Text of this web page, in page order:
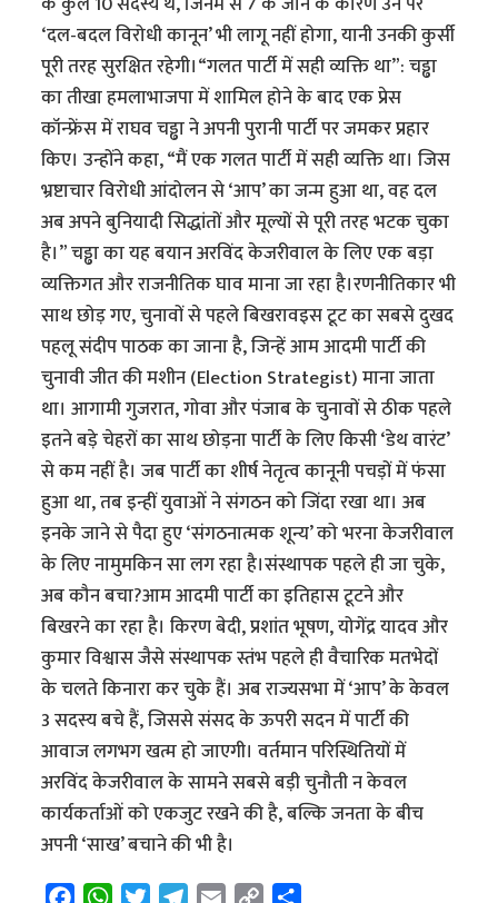
‘दल-बदल विरोधी कानून’ भी लागू नहीं होगा, यानी उनकी कुर्सी
पूरी तरह सुरक्षित रहेगी।“गलत पार्टी में सही व्यक्ति था”: चड्ढा
का तीखा हमलाभाजपा में शामिल होने के बाद एक प्रेस
कॉन्फ्रेंस में राघव चड्ढा ने अपनी पुरानी पार्टी पर जमकर प्रहार
किए। उन्होंने कहा, “मैं एक गलत पार्टी में सही व्यक्ति था। जिस
भ्रष्टाचार विरोधी आंदोलन से ‘आप’ का जन्म हुआ था, वह दल
अब अपने बुनियादी सिद्धांतों और मूल्यों से पूरी तरह भटक चुका
है।” चड्ढा का यह बयान अरविंद केजरीवाल के लिए एक बड़ा
व्यक्तिगत और राजनीतिक घाव माना जा रहा है।रणनीतिकार भी
साथ छोड़ गए, चुनावों से पहले बिखरावइस टूट का सबसे दुखद
पहलू संदीप पाठक का जाना है, जिन्हें आम आदमी पार्टी की
चुनावी जीत की मशीन (Election Strategist) माना जाता
था। आगामी गुजरात, गोवा और पंजाब के चुनावों से ठीक पहले
इतने बड़े चेहरों का साथ छोड़ना पार्टी के लिए किसी ‘डेथ वारंट’
से कम नहीं है। जब पार्टी का शीर्ष नेतृत्व कानूनी पचड़ों में फंसा
हुआ था, तब इन्हीं युवाओं ने संगठन को जिंदा रखा था। अब
इनके जाने से पैदा हुए ‘संगठनात्मक शून्य’ को भरना केजरीवाल
के लिए नामुमकिन सा लग रहा है।संस्थापक पहले ही जा चुके,
अब कौन बचा?आम आदमी पार्टी का इतिहास टूटने और
बिखरने का रहा है। किरण बेदी, प्रशांत भूषण, योगेंद्र यादव और
कुमार विश्वास जैसे संस्थापक स्तंभ पहले ही वैचारिक मतभेदों
के चलते किनारा कर चुके हैं। अब राज्यसभा में ‘आप’ के केवल
3 सदस्य बचे हैं, जिससे संसद के ऊपरी सदन में पार्टी की
आवाज लगभग खत्म हो जाएगी। वर्तमान परिस्थितियों में
अरविंद केजरीवाल के सामने सबसे बड़ी चुनौती न केवल
कार्यकर्ताओं को एकजुट रखने की है, बल्कि जनता के बीच
अपनी ‘साख’ बचाने की भी है।
F
W
T
T
E
C